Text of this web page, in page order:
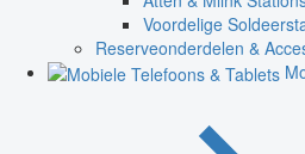
Voordelige
Reserveonderdelen &